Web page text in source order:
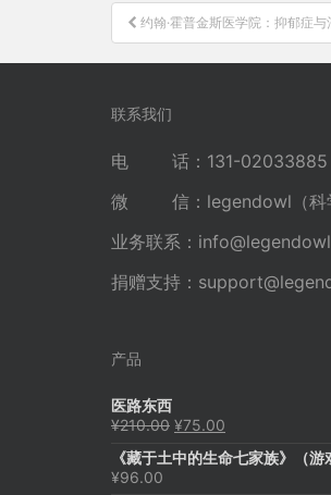
文
章
导
航
约翰·霍普金斯医学院：抑郁症
联系我们
电 话：131-02033885
微 信：legendowl（科学
业务联系：
捐赠支持：
产品
医路东西
¥210.00 原
为：
¥75.00
价
《藏于土中的生命七家族》（游
¥96.00